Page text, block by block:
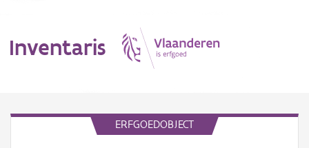
Inventaris
ERFGOEDOBJECT